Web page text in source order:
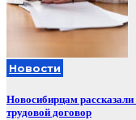
Новости
Новосибирцам рассказали
трудовой договор